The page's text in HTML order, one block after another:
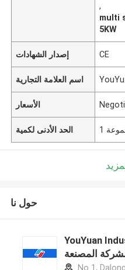
,
multi
5KW
إصدار الشهادات CE
اسم العلامة التجارية
الأسعار
الحد الأدنى لكمية
حول نا
YouYuan
المصنعة
No 1,